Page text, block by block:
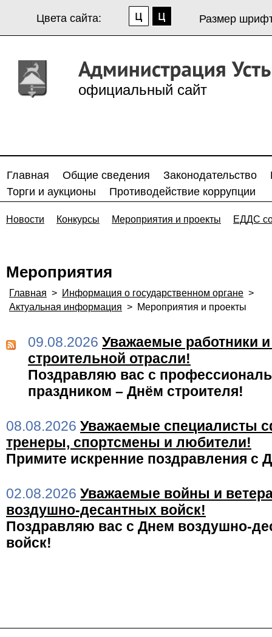
Цвета сайта: Размер
официальный сайт
Главная Общие сведения Законодательство
Торги и аукционы
Противодействие коррупции
Новости Конкурсы Мероприятия и проекты ЕДДС
Мероприятия
Главная > Информация о государственном органе >
Актуальная информация > Мероприятия и проекты
09.08.2026 Уважаемые работники
строительной отрасли!
Поздравляю вас с
праздником – Днём строителя!
08.08.2026 Уважаемые специалисты
тренеры, спортсмены и любители!
Примите искренние поздравления с
02.08.2026 Уважаемые войны и
воздушно-десантных войск!
Поздравляю вас с Днем воздушно-
войск!